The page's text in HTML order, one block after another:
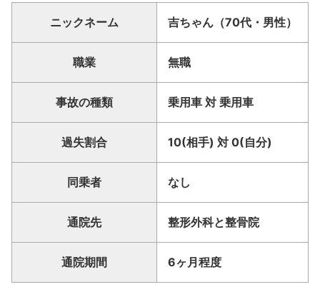
ニックネーム 吉ちゃん（70代・男性）
職業 無職
事故の種類 乗用車 対 乗用車
過失割合 10(相手) 対 0(自分)
同乗者 なし
通院先 整形外科と整骨院
通院期間 6ヶ月程度